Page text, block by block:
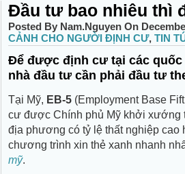
Đầu tư bao nhiêu thì
Posted By Nam.Nguyen On
CẢNH CHO NGƯỜI ĐỊNH CƯ, TIN
Để được định cư tại các
nhà đầu tư cần phải đầu tư
Tại Mỹ, EB-5 (Employment Base
cư được Chính phủ Mỹ khởi xướng
địa phương có tỷ lệ thất nghiệp cao
chương trình xin thẻ xanh nhanh
mỹ.